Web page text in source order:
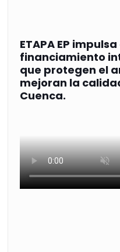
ETAPA EP
financiamiento
que protegen el
mejoran la
Cuenca.